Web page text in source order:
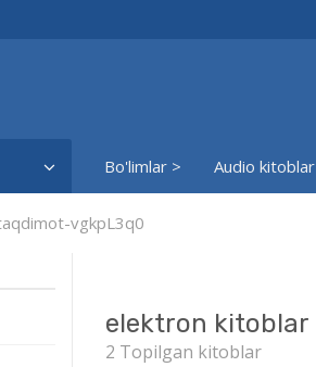
Bo'limlar > Audio kitoblar
vgkpL3q0
elektron kitoblar
2 Topilgan kitoblar